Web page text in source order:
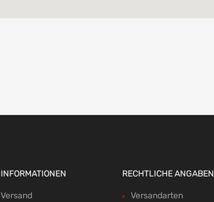
INFORMATIONEN
Versand
RECHTLICHE ANGABEN
Versandarten